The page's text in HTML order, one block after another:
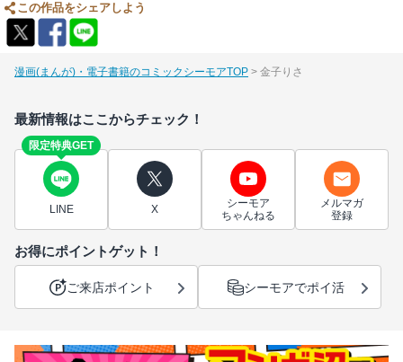
この作品をシェアしよう
漫画(まんが)・電子書籍のコミックシーモアTOP 金子りさ
最新情報はここからチェック！
限定特典GET
LINE X
シーモア
ちゃんねる
メルマガ
登録
お得にポイントゲット！
ご来店ポイント シーモアでポイ活